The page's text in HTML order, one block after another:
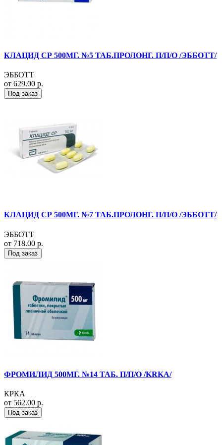
КЛАЦИД СР 500МГ. №5 ТАБ.ПРОЛОНГ. П/П/О /ЭББОТТ/
ЭББОТТ
от 629.00 р.
Под заказ
КЛАЦИД СР 500МГ. №7 ТАБ.ПРОЛОНГ. П/П/О /ЭББОТТ/
ЭББОТТ
от 718.00 р.
Под заказ
ФРОМИЛИД 500МГ. №14 ТАБ. П/П/О /KRKA/
КРКА
от 562.00 р.
Под заказ